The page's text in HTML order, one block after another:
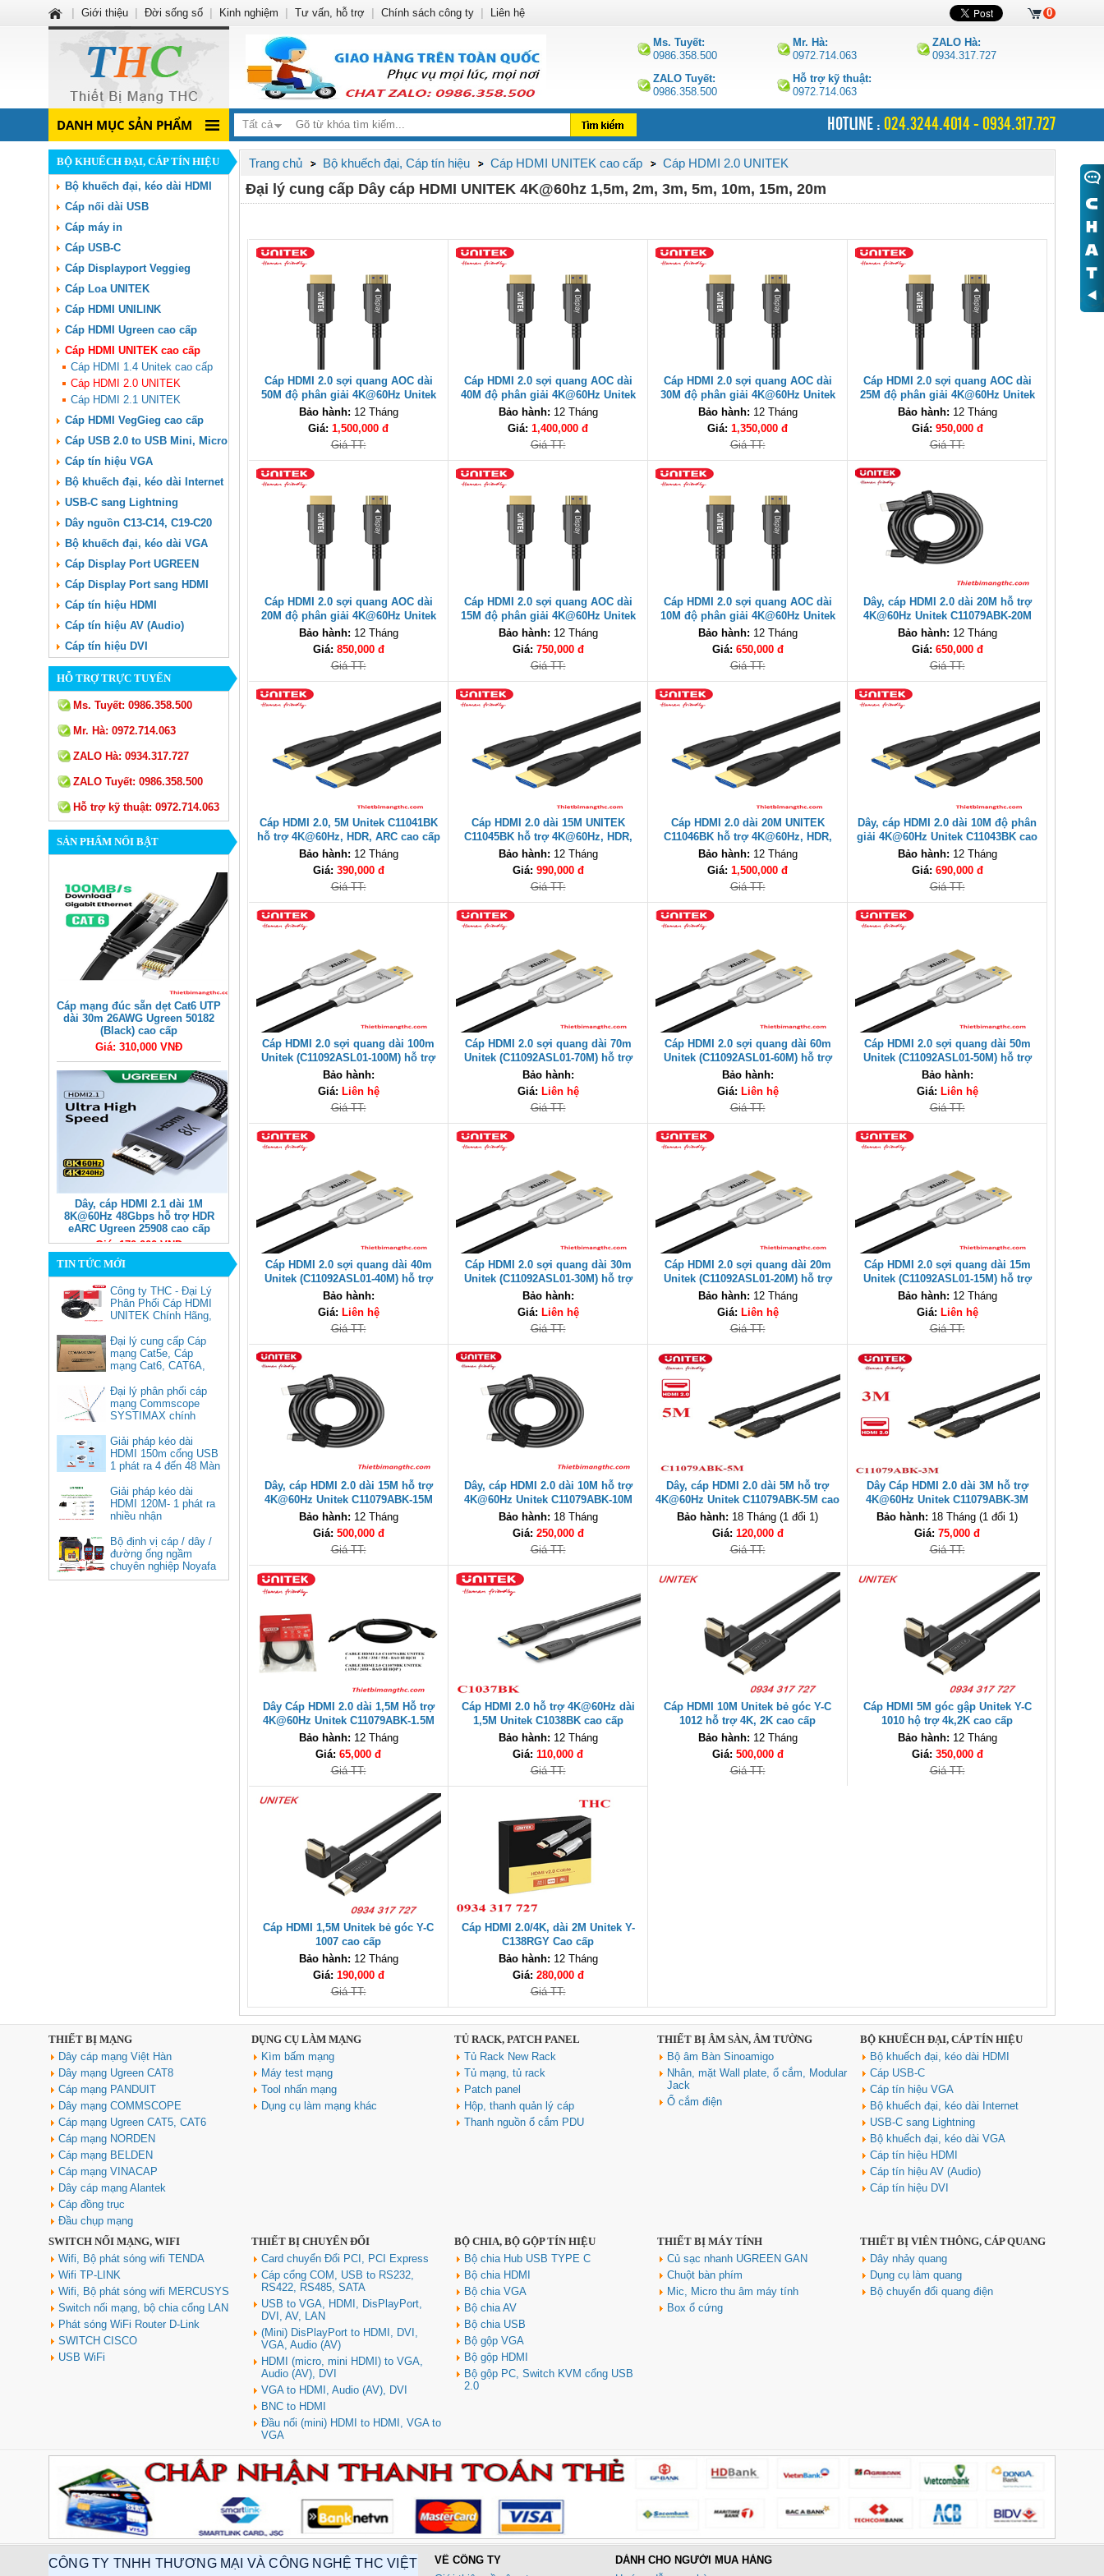
Ms. Tuyết:
0986.358.500
Mr. Hà:
0972.714.063
ZALO Hà:
0934.317.727
ZALO Tuyết:
0986.358.500
Hỗ trợ kỹ thuật:
0972.714.063
DANH MỤC SẢN PHẨM Tất cả HOTLINE : 024.3244.4014 - 0934.317.727
BỘ KHUẾCH ĐẠI, CÁP TÍN HIỆU
Bộ khuếch đại, kéo dài HDMI
Cáp nối dài USB
Cáp máy in
Cáp USB-C
Cáp Displayport Veggieg
Cáp Loa UNITEK
Cáp HDMI UNILINK
Cáp HDMI Ugreen cao cấp
Cáp HDMI UNITEK cao cấp
Cáp HDMI 1.4 Unitek cao cấp
Cáp HDMI 2.0 UNITEK
Cáp HDMI 2.1 UNITEK
Cáp HDMI VegGieg cao cấp
Cáp USB 2.0 to USB Mini, Micro
Cáp tín hiệu VGA
Bộ khuếch đại, kéo dài Internet
USB-C sang Lightning
Dây nguồn C13-C14, C19-C20
Bộ khuếch đại, kéo dài VGA
Cáp Display Port UGREEN
Cáp Display Port sang HDMI
Cáp tín hiệu HDMI
Cáp tín hiệu AV (Audio)
Cáp tín hiệu DVI
HỖ TRỢ TRỰC TUYẾN
Ms. Tuyết: 0986.358.500
Mr. Hà: 0972.714.063
ZALO Hà: 0934.317.727
ZALO Tuyết: 0986.358.500
Hỗ trợ kỹ thuật: 0972.714.063
SẢN PHẨM NỔI BẬT
Cáp mạng đúc sẵn dẹt Cat6 UTP
dài 30m 26AWG Ugreen 50182
(Black) cao cấp
Giá: 310,000 VNĐ
Dây, cáp HDMI 2.1 dài 1M
8K@60Hz 48Gbps hỗ trợ HDR
eARC Ugreen 25908 cao cấp
Giá: 170,000 VNĐ
Cáp chuyển USB Type-C sang
Displayport 1.4 độ phân giải
cao cấp
Giá: 350,000 VNĐ
4K@60Hz, Hub USB 3.0, Lan,
PD 100W Ugreen 45000 cao cấp
Giá: 650,000 VNĐ
Cáp điều khiển 2 đôi 22AWG
(Belden Control 22AWG 2pair
cable 305m cuộn) - (8723) cao
cấp
Giá: 6,500,000 VNĐ
Ugreen 55568 cao cấp
Giá: 290,000 VNĐ
TIN TỨC MỚI
Công ty THC - Đại Lý
Phân Phối Cáp HDMI
UNITEK Chính Hãng,
Đại lý cung cấp Cáp
mạng Cat5e, Cáp
mạng Cat6, CAT6A,
Commscope
Đại lý phân phối cáp
mạng Commscope
SYSTIMAX chính
Giải pháp kéo dài
HDMI 150m cổng USB
1 phát ra 4 đến 48 Màn
Giải pháp kéo dài
HDMI 120M- 1 phát ra
nhiều nhận
Bộ định vị cáp / dây /
đường ống ngầm
chuyên nghiệp Noyafa
NF-826
Trang chủ Bộ khuếch đại, Cáp tín hiệu Cáp HDMI UNITEK cao cấp Cáp HDMI 2.0 UNITEK
Đại lý cung cấp Dây cáp HDMI UNITEK 4K@60hz 1,5m, 2m, 3m, 5m, 10m, 15m, 20m
Cáp HDMI 2.0 sợi quang AOC dài
50M độ phân giải 4K@60Hz Unitek
C11072BK-50M cao cấp
Bảo hành: 12 Tháng
Giá: 1,500,000 đ
Giá TT:
Cáp HDMI 2.0 sợi quang AOC dài
40M độ phân giải 4K@60Hz Unitek
C11072BK-40M cao cấp
Bảo hành: 12 Tháng
Giá: 1,400,000 đ
Giá TT:
Cáp HDMI 2.0 sợi quang AOC dài
30M độ phân giải 4K@60Hz Unitek
C11072BK-30M cao cấp
Bảo hành: 12 Tháng
Giá: 1,350,000 đ
Giá TT:
Cáp HDMI 2.0 sợi quang AOC dài
25M độ phân giải 4K@60Hz Unitek
C11072BK-25M cao cấp
Bảo hành: 12 Tháng
Giá: 950,000 đ
Giá TT:
Cáp HDMI 2.0 sợi quang AOC dài
20M độ phân giải 4K@60Hz Unitek
C11072BK-20M cao cấp
Bảo hành: 12 Tháng
Giá: 850,000 đ
Giá TT:
Cáp HDMI 2.0 sợi quang AOC dài
15M độ phân giải 4K@60Hz Unitek
C11072BK-15M cao cấp
Bảo hành: 12 Tháng
Giá: 750,000 đ
Giá TT:
Cáp HDMI 2.0 sợi quang AOC dài
10M độ phân giải 4K@60Hz Unitek
C11072BK-10M cao cấp
Bảo hành: 12 Tháng
Giá: 650,000 đ
Giá TT:
Dây, cáp HDMI 2.0 dài 20M hỗ trợ
4K@60Hz Unitek C11079ABK-20M
hàng cao cấp
Bảo hành: 12 Tháng
Giá: 650,000 đ
Giá TT:
Cáp HDMI 2.0, 5M Unitek C11041BK
hỗ trợ 4K@60Hz, HDR, ARC cao cấp
Bảo hành: 12 Tháng
Giá: 390,000 đ
Giá TT:
Cáp HDMI 2.0 dài 15M UNITEK
C11045BK hỗ trợ 4K@60Hz, HDR,
ARC cao cấp
Bảo hành: 12 Tháng
Giá: 990,000 đ
Giá TT:
Cáp HDMI 2.0 dài 20M UNITEK
C11046BK hỗ trợ 4K@60Hz, HDR,
ARC cao cấp
Bảo hành: 12 Tháng
Giá: 1,500,000 đ
Giá TT:
Dây, cáp HDMI 2.0 dài 10M độ phân
giải 4K@60Hz Unitek C11043BK cao
cấp
Bảo hành: 12 Tháng
Giá: 690,000 đ
Giá TT:
Cáp HDMI 2.0 sợi quang dài 100m
Unitek (C11092ASL01-100M) hỗ trợ
4K@60Hz, Tốc độ 18Gbps cao cấp
Bảo hành:
Giá: Liên hệ
Giá TT:
Cáp HDMI 2.0 sợi quang dài 70m
Unitek (C11092ASL01-70M) hỗ trợ
4K@60Hz, Tốc độ 18Gbps cao cấp
Bảo hành:
Giá: Liên hệ
Giá TT:
Cáp HDMI 2.0 sợi quang dài 60m
Unitek (C11092ASL01-60M) hỗ trợ
4K@60Hz, Tốc độ 18Gbps cao cấp
Bảo hành:
Giá: Liên hệ
Giá TT:
Cáp HDMI 2.0 sợi quang dài 50m
Unitek (C11092ASL01-50M) hỗ trợ
4K@60Hz, Tốc độ 18Gbps cao cấp
Bảo hành:
Giá: Liên hệ
Giá TT:
Cáp HDMI 2.0 sợi quang dài 40m
Unitek (C11092ASL01-40M) hỗ trợ
4K@60Hz, Tốc độ 18Gbps cao cấp
Bảo hành:
Giá: Liên hệ
Giá TT:
Cáp HDMI 2.0 sợi quang dài 30m
Unitek (C11092ASL01-30M) hỗ trợ
4K@60Hz, Tốc độ 18Gbps cao cấp
Bảo hành:
Giá: Liên hệ
Giá TT:
Cáp HDMI 2.0 sợi quang dài 20m
Unitek (C11092ASL01-20M) hỗ trợ
4K@60Hz, Tốc độ 18Gbps cao cấp
Bảo hành: 12 Tháng
Giá: Liên hệ
Giá TT:
Cáp HDMI 2.0 sợi quang dài 15m
Unitek (C11092ASL01-15M) hỗ trợ
4K@60Hz, tốc độ cao lên đến
18Gbps
Bảo hành: 12 Tháng
Giá: Liên hệ
Giá TT:
Dây, cáp HDMI 2.0 dài 15M hỗ trợ
4K@60Hz Unitek C11079ABK-15M
hàng cao cấp
Bảo hành: 12 Tháng
Giá: 500,000 đ
Giá TT:
Dây, cáp HDMI 2.0 dài 10M hỗ trợ
4K@60Hz Unitek C11079ABK-10M
hàng cao cấp
Bảo hành: 18 Tháng
Giá: 250,000 đ
Giá TT:
Dây, cáp HDMI 2.0 dài 5M hỗ trợ
4K@60Hz Unitek C11079ABK-5M cao
cấp
Bảo hành: 18 Tháng (1 đổi 1)
Giá: 120,000 đ
Giá TT:
Dây Cáp HDMI 2.0 dài 3M hỗ trợ
4K@60Hz Unitek C11079ABK-3M
hàng cao cấp
Bảo hành: 18 Tháng (1 đổi 1)
Giá: 75,000 đ
Giá TT:
Dây Cáp HDMI 2.0 dài 1,5M Hỗ trợ
4K@60Hz Unitek C11079ABK-1.5M
hàng cao cấp
Bảo hành: 12 Tháng
Giá: 65,000 đ
Giá TT:
Cáp HDMI 2.0 hỗ trợ 4K@60Hz dài
1,5M Unitek C1038BK cao cấp
Bảo hành: 12 Tháng
Giá: 110,000 đ
Giá TT:
Cáp HDMI 10M Unitek bẻ góc Y-C
1012 hỗ trợ 4K, 2K cao cấp
Bảo hành: 12 Tháng
Giá: 500,000 đ
Giá TT:
Cáp HDMI 5M góc gập Unitek Y-C
1010 hộ trợ 4k,2K cao cấp
Bảo hành: 12 Tháng
Giá: 350,000 đ
Giá TT:
Cáp HDMI 1,5M Unitek bẻ góc Y-C
1007 cao cấp
Bảo hành: 12 Tháng
Giá: 190,000 đ
Giá TT:
Cáp HDMI 2.0/4K, dài 2M Unitek Y-
C138RGY Cao cấp
Bảo hành: 12 Tháng
Giá: 280,000 đ
Giá TT:
THIẾT BỊ MẠNG
Dây cáp mạng Việt Hàn
Dây mạng Ugreen CAT8
Cáp mạng PANDUIT
Dây mạng COMMSCOPE
Cáp mạng Ugreen CAT5, CAT6
Cáp mạng NORDEN
Cáp mạng BELDEN
Cáp mạng VINACAP
Dây cáp mạng Alantek
Cáp đồng trục
Đầu chụp mạng
DỤNG CỤ LÀM MẠNG
Kìm bấm mạng
Máy test mạng
Tool nhấn mạng
Dụng cụ làm mạng khác
TỦ RACK, PATCH PANEL
Tủ Rack New Rack
Tủ mạng, tủ rack
Patch panel
Hộp, thanh quản lý cáp
Thanh nguồn ổ cắm PDU
THIẾT BỊ ÂM SÀN, ÂM TƯỜNG
Bộ âm Bàn Sinoamigo
Nhân, mặt Wall plate, ổ cắm, Modular
Jack
Ổ cắm điện
BỘ KHUẾCH ĐẠI, CÁP TÍN HIỆU
Bộ khuếch đại, kéo dài HDMI
Cáp USB-C
Cáp tín hiệu VGA
Bộ khuếch đại, kéo dài Internet
USB-C sang Lightning
Bộ khuếch đại, kéo dài VGA
Cáp tín hiệu HDMI
Cáp tín hiệu AV (Audio)
Cáp tín hiệu DVI
SWITCH NỐI MẠNG, WIFI
Wifi, Bộ phát sóng wifi TENDA
Wifi TP-LINK
Wifi, Bộ phát sóng wifi MERCUSYS
Switch nối mạng, bộ chia cổng LAN
Phát sóng WiFi Router D-Link
SWITCH CISCO
USB WiFi
THIẾT BỊ CHUYỂN ĐỔI
Card chuyển Đổi PCI, PCI Express
Cáp cổng COM, USB to RS232,
RS422, RS485, SATA
USB to VGA, HDMI, DisPlayPort,
DVI, AV, LAN
(Mini) DisPlayPort to HDMI, DVI,
VGA, Audio (AV)
HDMI (micro, mini HDMI) to VGA,
Audio (AV), DVI
VGA to HDMI, Audio (AV), DVI
BNC to HDMI
Đầu nối (mini) HDMI to HDMI, VGA to
VGA
BỘ CHIA, BỘ GỘP TÍN HIỆU
Bộ chia Hub USB TYPE C
Bộ chia HDMI
Bộ chia VGA
Bộ chia AV
Bộ chia USB
Bộ gộp VGA
Bộ gộp HDMI
Bộ gộp PC, Switch KVM cổng USB
2.0
THIẾT BỊ MÁY TÍNH
Củ sạc nhanh UGREEN GAN
Chuột bàn phím
Mic, Micro thu âm máy tính
Box ổ cứng
THIẾT BỊ VIỄN THÔNG, CÁP QUANG
Dây nhảy quang
Dụng cụ làm quang
Bộ chuyển đổi quang điện
CÔNG TY TNHH THƯƠNG MẠI VÀ CÔNG NGHỆ THC VIỆT
VỀ CÔNG TY
DÀNH CHO NGƯỜI MUA HÀNG
0
Giới thiệu Đời sống số Kinh nghiệm Tư vấn, hỗ trợ Chính sách công ty Liên hệ